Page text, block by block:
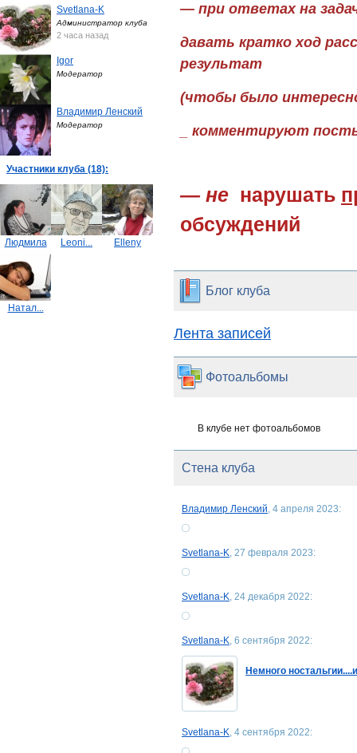
Svetlana-K
Администратор клуба
2 часа назад
Igor
Модератор
Владимир Ленский
Модератор
Участники клуба (18):
Людмила Leoni... Elleny
Натал...
— при ответах на
давать кратко ход
результат
(чтобы было
_ комментируют
— не нарушать
обсуждений
Блог клуба
Лента записей
Фотоальбомы
В клубе нет фотоальбомов
Стена клуба
Владимир Ленский, 4 апреля 2023:
Svetlana-K, 27 февраля 2023:
Svetlana-K, 24 декабря 2022:
Svetlana-K, 6 сентября 2022:
Немного
Svetlana-K, 4 сентября 2022: